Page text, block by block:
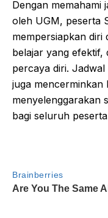
Dengan memahami
oleh UGM, peserta
mempersiapkan diri
belajar yang efektif,
percaya diri.
juga mencerminkan
menyelenggarakan
bagi seluruh